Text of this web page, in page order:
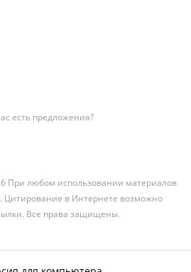
есть предложения?
При любом использовании материалов
Цитирование в Интернете возможно
Все права защищены.